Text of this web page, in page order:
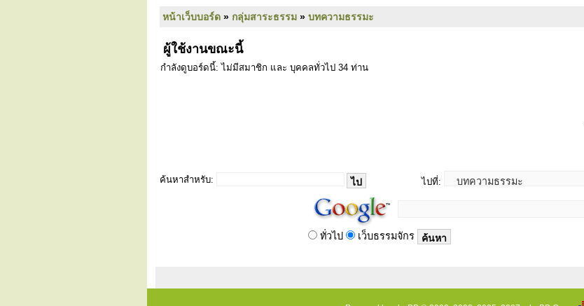
หน้าเว็บบอร์ด » กลุ่มสาระธรรม » บทความธรรมะ
ผู้ใช้งานขณะนี้
กำลังดูบอร์ดนี้: ไม่มีสมาชิก และ บุคคลทั่วไป 34 ท่าน
ค้นหาสำหรับ: ไปที่:
ทั่วไป เว็บธรรมจักร